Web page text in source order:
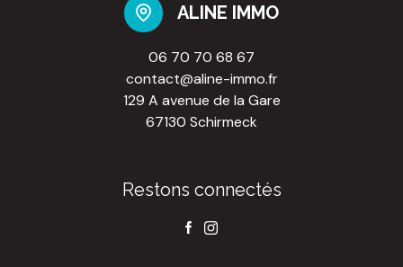
ALINE IMMO
06 70 70 68 67
contact@aline-immo.fr
129 A avenue de la Gare
67130 Schirmeck
Restons connectés